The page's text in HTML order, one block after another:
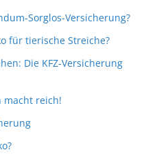
Sorglos-Versicherung?
für tierische Streiche?
Die KFZ-Versicherung
macht reich!